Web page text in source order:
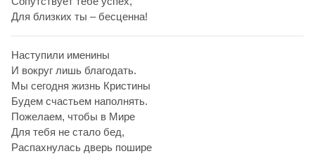
Для близких ты – бесценна!
Наступили именины
И вокруг лишь благодать.
Мы сегодня жизнь Кристины
Будем счастьем наполнять.
Пожелаем, чтобы в Мире
Для тебя не стало бед,
Распахнулась дверь пошире